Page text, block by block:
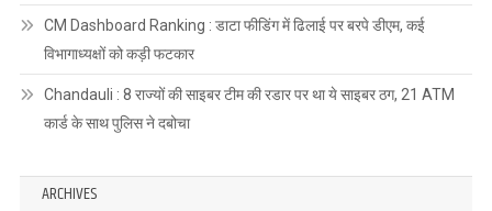
CM Dashboard Ranking : डाटा फीडिंग में ढिलाई पर बरपे डीएम, कई
विभागाध्यक्षों को कड़ी फटकार
Chandauli : 8 राज्यों की साइबर टीम की रडार पर था ये साइबर ठग, 21 ATM
कार्ड के साथ पुलिस ने दबोचा
ARCHIVES